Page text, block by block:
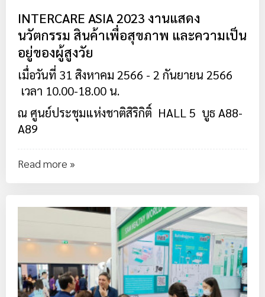
INTERCARE ASIA 2023 งานแสดง
นวัตกรรม สินค้าเพื่อสุขภาพ และความเป็น
อยู่ของผู้สูงวัย
เมื่อวันที่ 31 สิงหาคม 2566 - 2 กันยายน 2566
เวลา 10.00-18.00 น.
ณ ศูนย์ประชุมแห่งชาติสิริกิติ์ HALL 5 บูธ A88-
A89
Read more »